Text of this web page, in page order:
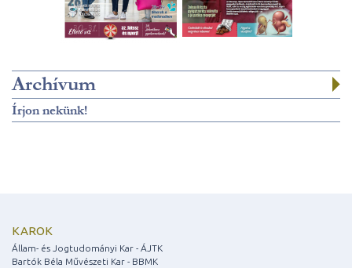
Archívum
Írjon nekünk!
KAROK
Állam- és Jogtudományi Kar - ÁJTK
Bartók Béla Művészeti Kar - BBMK